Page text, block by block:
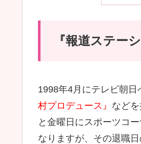
『報道ステー
1998年4月にテレビ朝日
村プロデュース』 など
と金曜日にスポーツコ
なりますが、その退職